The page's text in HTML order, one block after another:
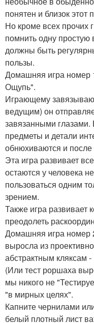
понятен и близок
Но кроме всех прочих
помнить одну
должны быть
пользы.
Домашняя игра номер
Ощупь".
Играющему
ведущим) он
завязанными
предметы и детали
обнюхиваются и
Эта игра развивает
остаются у человека
пользоваться одним
зрением.
Также игра развивает
преодолеть
Домашняя игра номер
выросла из
абстрактным кляксам -
(Или тест роршаха
мы никого не
"в мирных целях".
Капните чернилами
белый плотный лист